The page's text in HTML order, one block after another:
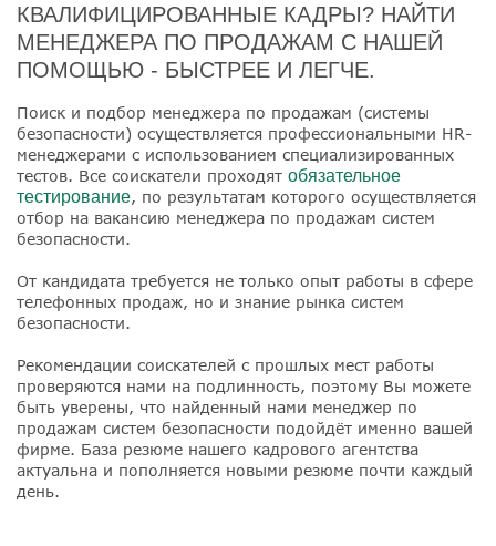
КВАЛИФИЦИРОВАННЫЕ КАДРЫ? НАЙТИ
МЕНЕДЖЕРА ПО ПРОДАЖАМ С НАШЕЙ
ПОМОЩЬЮ - БЫСТРЕЕ И ЛЕГЧЕ.
Поиск и подбор менеджера по продажам (системы
безопасности) осуществляется профессиональными HR-
менеджерами с использованием специализированных
тестов. Все соискатели проходят обязательное
тестирование, по результатам которого осуществляется
отбор на вакансию менеджера по продажам систем
безопасности.
От кандидата требуется не только опыт работы в сфере
телефонных продаж, но и знание рынка систем
безопасности.
Рекомендации соискателей с прошлых мест работы
проверяются нами на подлинность, поэтому Вы можете
быть уверены, что найденный нами менеджер по
продажам систем безопасности подойдёт именно вашей
фирме. База резюме нашего кадрового агентства
актуальна и пополняется новыми резюме почти каждый
день.